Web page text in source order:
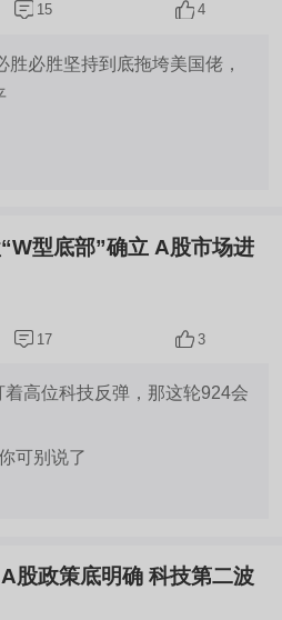
15 4
胜必胜坚持到底拖垮美国佬，
17 3
高位科技反弹，那这轮924会
可别说了